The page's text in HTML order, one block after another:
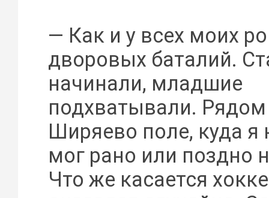
— Как и у всех моих
дворовых баталий.
начинали, младшие
подхватывали.
Ширяево поле, куда я
мог рано или поздно
Что же касается